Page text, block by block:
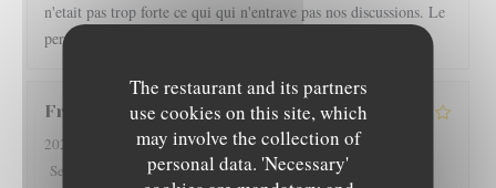
The restaurant and its partners
use cookies on this site, which
may involve the collection of
personal data. 'Necessary'
n'etait pas trop forte ce qui qui n'entrave pas nos discussions. Le
personnel est tres aimable. On a passé un tres bon moment.
France
2026-06-05
- 21:00 - Guests 2
Service
Ambiance:5/5 Food :3/5 Value:4